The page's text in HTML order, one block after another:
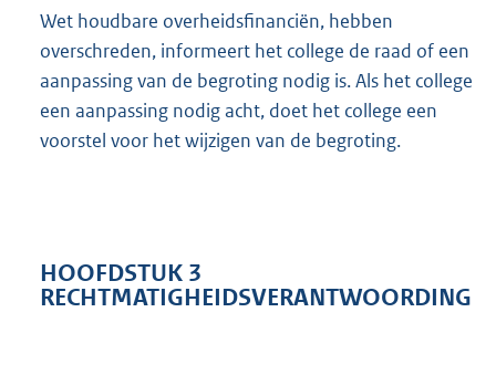
Wet houdbare overheidsfinanciën, hebben
overschreden, informeert het college de raad of een
aanpassing van de begroting nodig is. Als het college
een aanpassing nodig acht, doet het college een
voorstel voor het wijzigen van de begroting.
HOOFDSTUK 3
RECHTMATIGHEIDSVERANTWOORDING